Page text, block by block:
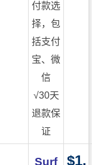
付款选
择，包
括支付
宝、微
信
√30天
退款保
证
Surf
$1.